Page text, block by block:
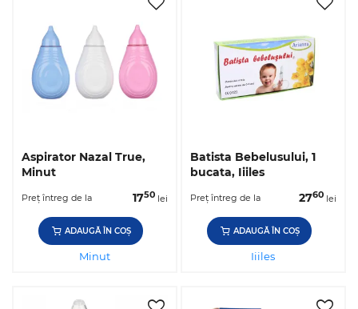
Aspirator Nazal True,
Minut
Preț întreg de la 1750 lei
ADAUGĂ ÎN COȘ
Minut
Batista Bebelusului, 1
bucata, Iiiles
Preț întreg de la 2760 lei
ADAUGĂ ÎN COȘ
Iiiles